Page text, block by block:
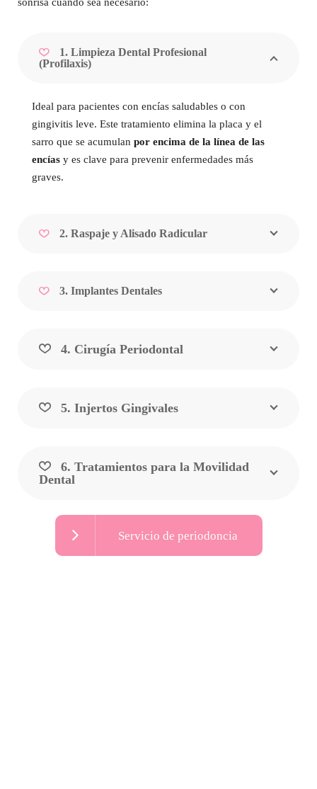
1. Limpieza Dental Profesional
(Profilaxis)
Ideal para pacientes con encías saludables o con
gingivitis leve. Este tratamiento elimina la placa y el
sarro que se acumulan por encima de la línea de las
encías y es clave para prevenir enfermedades más
graves.
2. Raspaje y Alisado Radicular
3. Implantes Dentales
4. Cirugía Periodontal
5. Injertos Gingivales
6. Tratamientos para la Movilidad
Dental
Servicio de periodoncia